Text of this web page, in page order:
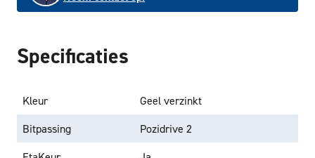
Specificaties
Kleur
Geel verzinkt
Bitpassing
Pozidrive 2